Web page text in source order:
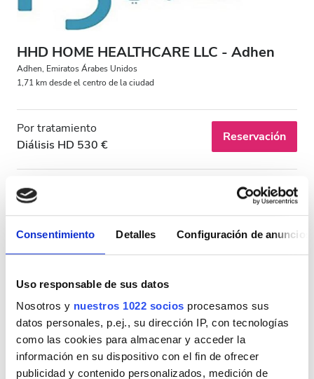
Consentimiento Detalles Configuración de anuncios
Uso responsable de sus datos
Nosotros y nuestros 1022 socios procesamos sus
datos personales, p.ej., su dirección IP, con tecnologías
como las cookies para almacenar y acceder la
información en su dispositivo con el fin de ofrecer
publicidad y contenido personalizados, medición de
HHD HOME HEALTHCARE LLC - Adhen
Adhen, Emiratos Árabes Unidos
1,71 km desde el centro de la ciudad
Por tratamiento
Diálisis HD 530 €
Reservación
HHD HOME HEALTHCARE LLC - Ajman
Ajman, Emiratos Árabes Unidos
1,5 km desde el centro de la ciudad